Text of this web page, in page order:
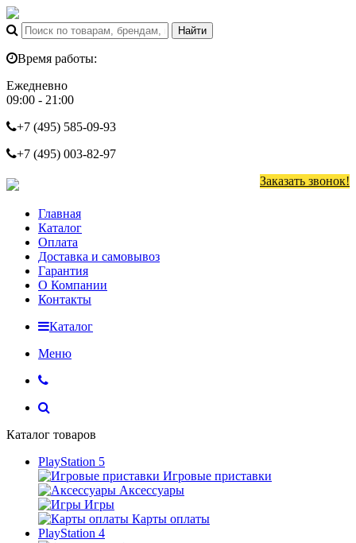
Время работы:
Ежедневно
09:00 - 21:00
+7 (495) 585-09-93
+7 (495) 003-82-97
Заказать звонок!
Главная
Каталог
Оплата
Доставка и самовывоз
Гарантия
О Компании
Контакты
Каталог
Меню
Каталог товаров
PlayStation 5
Игровые приставки
Аксессуары
Игры
Карты оплаты
PlayStation 4